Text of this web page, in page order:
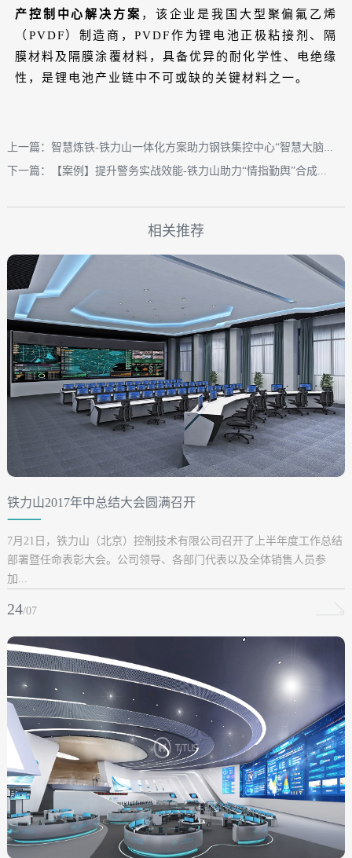
产控制中心解决方案 ，该企业是我国大型聚偏氟乙烯
（PVDF）制造商，PVDF作为锂电池正极粘接剂、隔
膜材料及隔膜涂覆材料，具备优异的耐化学性、电绝缘
性，是锂电池产业链中不可或缺的关键材料之一。
上一篇：智慧炼铁-铁力山一体化方案助力钢铁集控中心“智慧大脑...
下一篇：【案例】提升警务实战效能-铁力山助力“情指勤舆”合成...
相关推荐
铁力山2017年中总结大会圆满召开
7月21日，铁力山（北京）控制技术有限公司召开了上半年度工作总结
部署暨任命表彰大会。公司领导、各部门代表以及全体销售人员参
加...
24/07